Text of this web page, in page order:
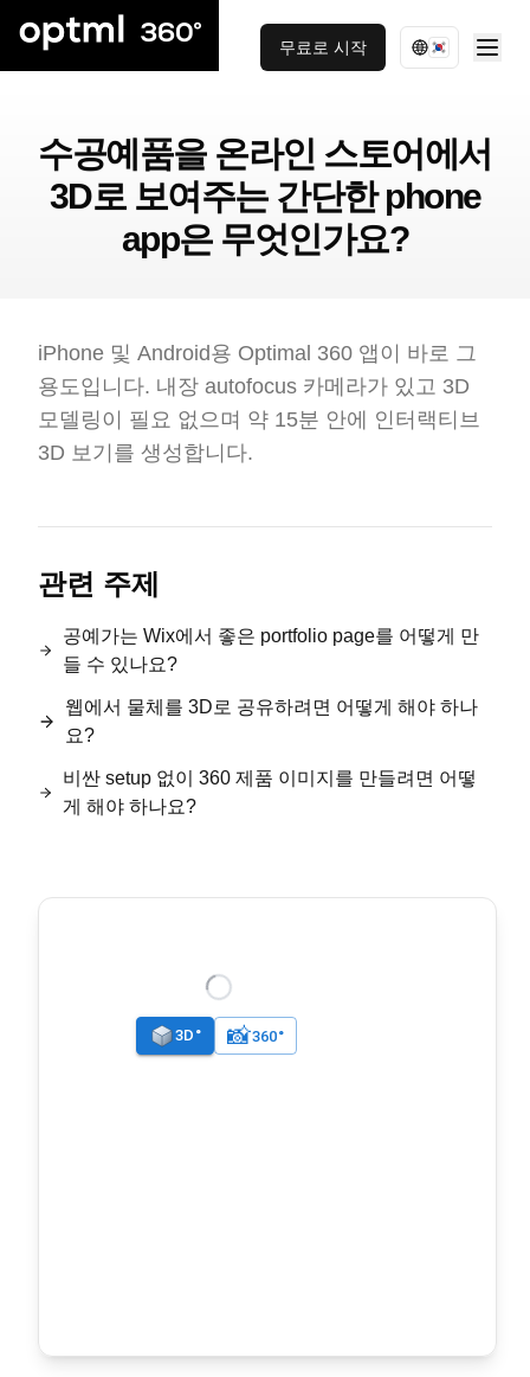
무료로 시작
수공예품을 온라인 스토어에서
3D로 보여주는 간단한 phone
app은 무엇인가요?
iPhone 및 Android용 Optimal 360 앱이 바로 그
용도입니다. 내장 autofocus 카메라가 있고 3D
모델링이 필요 없으며 약 15분 안에 인터랙티브
3D 보기를 생성합니다.
관련 주제
공예가는 Wix에서 좋은 portfolio page를 어떻게 만
들 수 있나요?
웹에서 물체를 3D로 공유하려면 어떻게 해야 하나
요?
비싼 setup 없이 360 제품 이미지를 만들려면 어떻
게 해야 하나요?